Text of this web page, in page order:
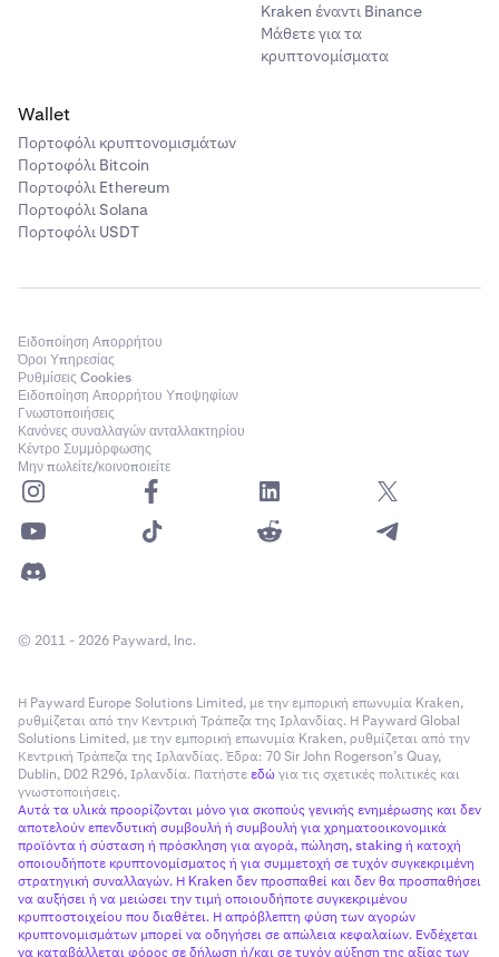
Kraken έναντι Binance
Μάθετε για τα
κρυπτονομίσματα
Wallet
Πορτοφόλι κρυπτονομισμάτων
Πορτοφόλι Bitcoin
Πορτοφόλι Ethereum
Πορτοφόλι Solana
Πορτοφόλι USDT
Ειδοποίηση Απορρήτου
Όροι Υπηρεσίας
Ρυθμίσεις Cookies
Ειδοποίηση Απορρήτου Υποψηφίων
Γνωστοποιήσεις
Κανόνες συναλλαγών ανταλλακτηρίου
Κέντρο Συμμόρφωσης
Μην πωλείτε/κοινοποιείτε
© 2011 - 2026 Payward, Inc.
Η Payward Europe Solutions Limited, με την εμπορική επωνυμία Kraken,
ρυθμίζεται από την Κεντρική Τράπεζα της Ιρλανδίας. Η Payward Global
Solutions Limited, με την εμπορική επωνυμία Kraken, ρυθμίζεται από την
Κεντρική Τράπεζα της Ιρλανδίας. Έδρα: 70 Sir John Rogerson’s Quay,
Dublin, D02 R296, Ιρλανδία. Πατήστεεδώγια τις σχετικές πολιτικές και
γνωστοποιήσεις.
Αυτά τα υλικά προορίζονται μόνο για σκοπούς γενικής ενημέρωσης και δεν
αποτελούν επενδυτική συμβουλή ή συμβουλή για χρηματοοικονομικά
προϊόντα ή σύσταση ή πρόσκληση για αγορά, πώληση, staking ή κατοχή
οποιουδήποτε κρυπτονομίσματος ή για συμμετοχή σε τυχόν συγκεκριμένη
στρατηγική συναλλαγών. Η Kraken δεν προσπαθεί και δεν θα προσπαθήσει
να αυξήσει ή να μειώσει την τιμή οποιουδήποτε συγκεκριμένου
κρυπτοστοιχείου που διαθέτει. Η απρόβλεπτη φύση των αγορών
κρυπτονομισμάτων μπορεί να οδηγήσει σε απώλεια κεφαλαίων. Ενδέχεται
να καταβάλλεται φόρος σε δήλωση ή/και σε τυχόν αύξηση της αξίας των